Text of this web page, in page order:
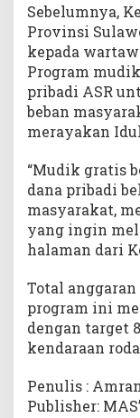
Sebelumnya,
Provinsi
kepada
Program
pribadi ASR
beban
merayakan
“Mudik gratis
dana pribadi
masyarakat,
yang ingin
halaman dari
Total
program ini
dengan target
kendaraan
Penulis :
Publisher: